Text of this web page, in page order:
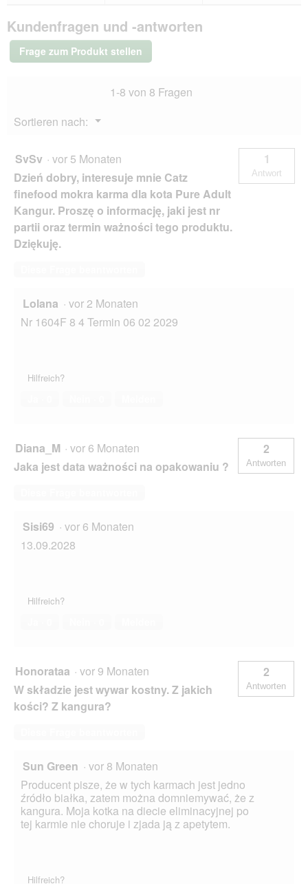
Nassfutter
Katze
Adult
Kundenfragen und -antworten
Frage zum Produkt stellen
1-8 von 8 Fragen
Sortieren nach:
▼
Menü
SvSv · vor 5 Monaten
Dzień dobry, interesuje mnie Catz
finefood mokra karma dla kota Pure Adult
Kangur. Proszę o informację, jaki jest nr
partii oraz termin ważności tego produktu.
Dziękuję.
1
Antwort
Lolana · vor 2 Monaten
Nr 1604F 8 4 Termin 06 02 2029
Hilfreich?
Diana_M · vor 6 Monaten
Jaka jest data ważności na opakowaniu ?
2
Antworten
Sisi69 · vor 6 Monaten
13.09.2028
Hilfreich?
Honorataa · vor 9 Monaten
W składzie jest wywar kostny. Z jakich
kości? Z kangura?
2
Antworten
Sun Green · vor 8 Monaten
Producent pisze, że w tych karmach jest jedno
źródło białka, zatem można domniemywać, że z
kangura. Moja kotka na diecie eliminacyjnej po
tej karmie nie choruje i zjada ją z apetytem.
Hilfreich?